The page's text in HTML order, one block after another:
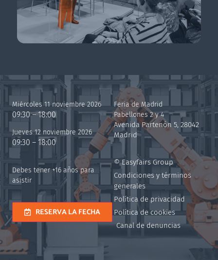
Miércoles 11 noviembre 2026
09:30 – 18:00
Jueves 12 noviembre 2026
09:30 – 18:00
Debes tener +16 años para
asistir
RESERVA LA FECHA
Feria de Madrid
Pabellones 2 y 4
Avenida Partenón 5, 28042
Madrid
© Easyfairs Group
Condiciones y términos
generales
Política de privacidad
Política de cookies
Canal de denuncias